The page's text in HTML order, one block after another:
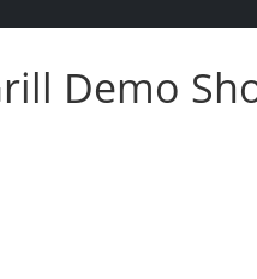
Demo